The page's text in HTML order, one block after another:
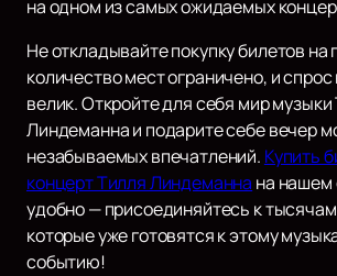
на одном из самых ожидаемых
Не откладывайте покупку билетов на
количество мест ограничено, и
велик. Откройте для себя мир
Линдеманна и подарите себе вечер
незабываемых впечатлений. Купить
концерт Тилля Линдеманна на нашем
удобно — присоединяйтесь к
которые уже готовятся к этому
событию!